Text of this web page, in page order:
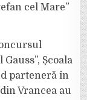
cel Mare”
Școala
parteneră în
Vrancea au